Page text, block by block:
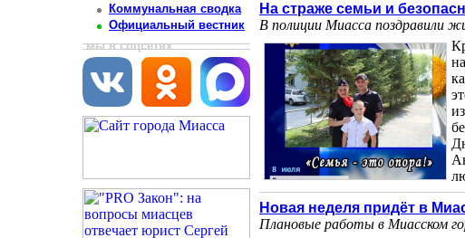
Коммунальная сводка
Официальный вестник
мы в соцсетях
На страже семьи и
В полиции Миасса поздравили
Новая неделя придёт в
Плановые работы в Миасском